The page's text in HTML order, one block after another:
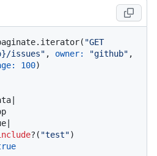
"GET
issues" , owner: "github"
100)
?( "test")